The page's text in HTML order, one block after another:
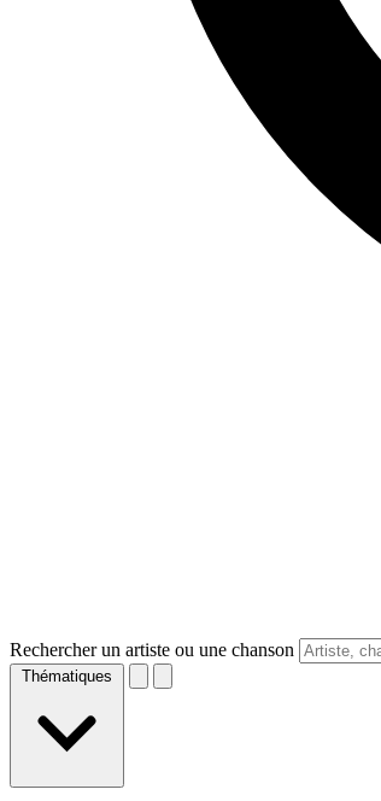
Rechercher un artiste ou une chanson
Thématiques